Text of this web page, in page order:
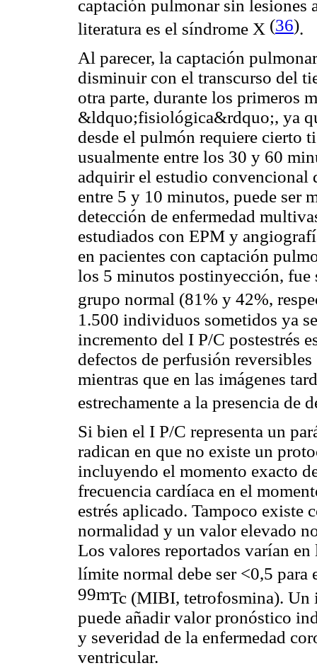
captación pulmonar sin lesiones
literatura es el síndrome X (36).
Al parecer, la captación
disminuir con el transcurso del
otra parte, durante los primeros
&ldquo;fisiológica&rdquo;, ya
desde el pulmón requiere cierto
usualmente entre los 30 y 60
adquirir el estudio convencional
entre 5 y 10 minutos, puede ser
detección de enfermedad
estudiados con EPM y
en pacientes con captación
los 5 minutos postinyección, fue
grupo normal (81% y 42%,
1.500 individuos sometidos ya
incremento del I P/C postestrés
defectos de perfusión
mientras que en las imágenes
estrechamente a la presencia de
Si bien el I P/C representa un
radican en que no existe un
incluyendo el momento exacto
frecuencia cardíaca en el
estrés aplicado. Tampoco existe
normalidad y un valor elevado
Los valores reportados varían
límite normal debe ser <0,5 para
99mTc (MIBI, tetrofosmina). Un
puede añadir valor pronóstico
y severidad de la enfermedad
ventricular.